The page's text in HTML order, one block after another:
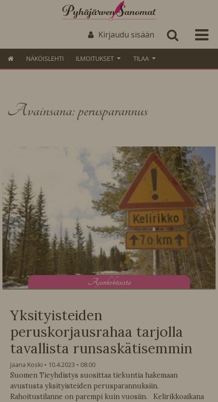
Kirjaudu sisään
NÄKÖISLEHTI ILMOITUKSET TILAA
Avainsana: perusparannus
Ajankohtaista
Yksityisteiden
peruskorjausrahaa tarjolla
tavallista runsaskätisemmin
Jaana Koski 10.4.2023
08:00
Suomen Tieyhdistys suosittaa tiekuntia hakemaan
avustusta yksityisteiden perusparannuksiin.
Rahoitustilanne on parempi kuin vuosiin. Kelirikkoaikana